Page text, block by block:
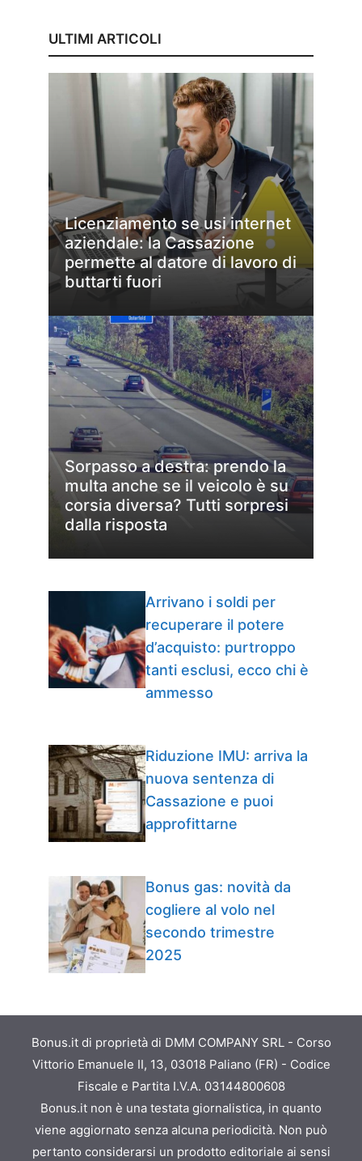
ULTIMI ARTICOLI
Licenziamento se usi internet
aziendale: la Cassazione
permette al datore di lavoro di
buttarti fuori
Sorpasso a destra: prendo la
multa anche se il veicolo è su
corsia diversa? Tutti sorpresi
dalla risposta
Arrivano i soldi per
recuperare il potere
d’acquisto: purtroppo
tanti esclusi, ecco chi è
ammesso
Riduzione IMU: arriva la
nuova sentenza di
Cassazione e puoi
approfittarne
Bonus gas: novità da
cogliere al volo nel
secondo trimestre
2025
Bonus.it di proprietà di DMM COMPANY SRL - Corso
Vittorio Emanuele II, 13, 03018 Paliano (FR) - Codice
Fiscale e Partita I.V.A. 03144800608
Bonus.it non è una testata giornalistica, in quanto
viene aggiornato senza alcuna periodicità. Non può
pertanto considerarsi un prodotto editoriale ai sensi